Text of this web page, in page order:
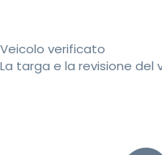
Veicolo verificato
La targa e la revisione